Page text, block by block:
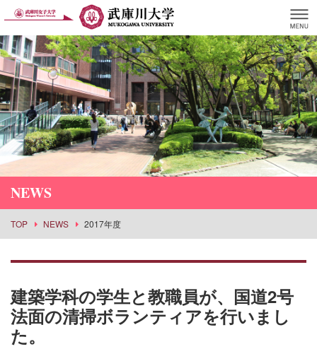
NEWS
TOP NEWS 2017年度
建築学科の学生と教職員が、国道2号
法面の清掃ボランティアを行いまし
た。